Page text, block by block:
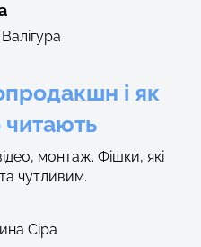
і як
монтаж. Фішки, які
чутливим.